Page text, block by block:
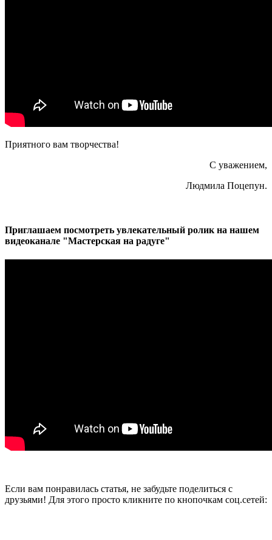
Приятного вам творчества!
С уважением,
Людмила Поцепун.
Приглашаем посмотреть увлекательный ролик на нашем
видеоканале "Мастерская на радуге"
Если вам понравилась статья, не забудьте поделиться с
друзьями! Для этого просто кликните по кнопочкам соц.сетей: